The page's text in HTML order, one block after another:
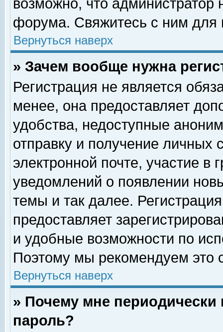
возможно, что
форума. Свяжитесь с ним для
Вернуться наверх
» Зачем вообще нужна
Регистрация не является
менее, она предоставляет
удобства, недоступные
отправку и получение личных
электронной почте, участие в
уведомлений о появлении
темы и так далее.
предоставляет
и удобные возможности по
Поэтому мы рекомендуем это
Вернуться наверх
» Почему мне
пароль?